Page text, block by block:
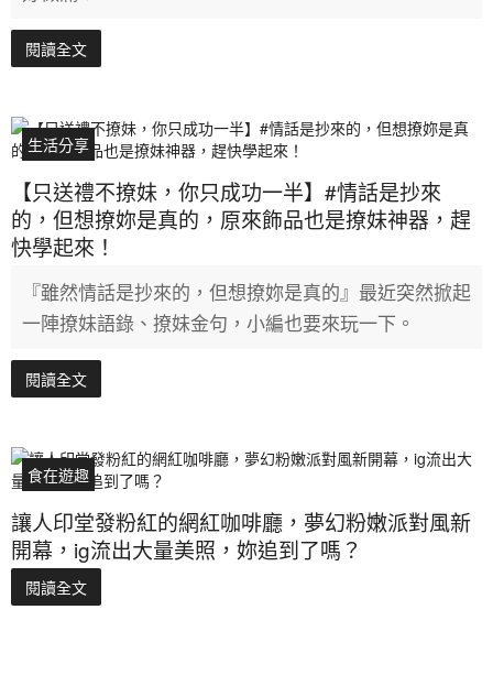
閱讀全文
生活分享
【只送禮不撩妹，你只成功一半】#情話是抄來
的，但想撩妳是真的，原來飾品也是撩妹神器，趕
快學起來！
『雖然情話是抄來的，但想撩妳是真的』最近突然掀起
一陣撩妹語錄、撩妹金句，小編也要來玩一下。
閱讀全文
食在遊趣
讓人印堂發粉紅的網紅咖啡廳，夢幻粉嫩派對風新
開幕，ig流出大量美照，妳追到了嗎？
閱讀全文